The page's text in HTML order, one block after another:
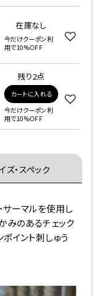
在庫なし
今だけクーポン利
用で10%OFF
残り2点
カートに入れる
今だけクーポン利
用で10%OFF
ズ・スペック
サーマルを使用し
みのあるチェック
イント刺しゅう